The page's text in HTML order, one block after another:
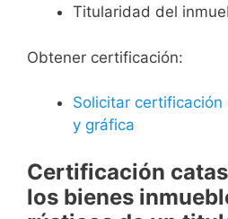
Titularidad del
Obtener certificación:
Solicitar
y gráfica
Certificación
los bienes